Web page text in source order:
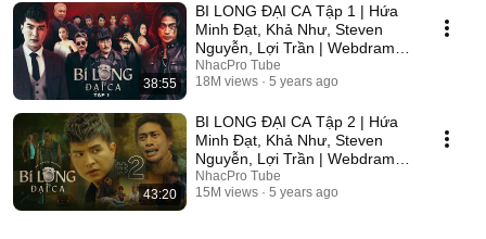
38:55
BI LONG ĐẠI CA Tập 1 | Hứa
Minh Đạt, Khả Như, Steven
Nguyễn, Lợi Trần | Webdrama
Yang Hồ 2021
NhacPro Tube
18M views
5 years ago
43:20
BI LONG ĐẠI CA Tập 2 | Hứa
Minh Đạt, Khả Như, Steven
Nguyễn, Lợi Trần | Webdrama
Yang Hồ 2021
NhacPro Tube
15M views
5 years ago